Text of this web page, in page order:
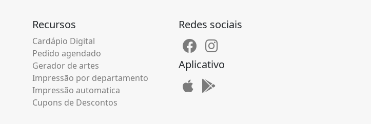
Recursos
Cardápio Digital
Pedido agendado
Gerador de artes
Impressão por departamento
Impressão automatica
Cupons de Descontos
Redes sociais
Aplicativo